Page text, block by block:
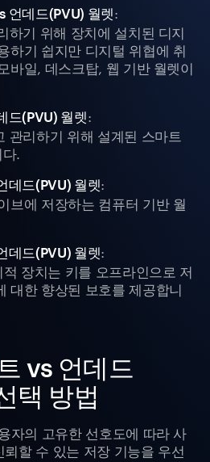
언데드(PVU) 월렛:
하기 위해 장치에 설치된 디지
하기 쉽지만 디지털 위협에 취
바일, 데스크탑, 웹 기반 월렛이
드(PVU) 월렛:
관리하기 위해 설계된 스마트
.
데드(PVU) 월렛:
브에 저장하는 컴퓨터 기반 월
데드(PVU) 월렛:
장치는 키를 오프라인으로 저
대한 향상된 보호를 제공합니
vs 언데드
택 방법
자의 고유한 선호도에 따라 사
할 수 있는 저장 기능을 우선